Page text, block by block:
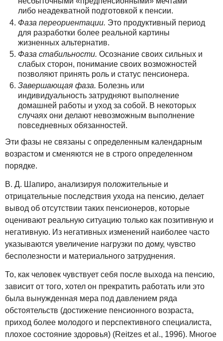
либо неадекватной подготовкой к пенсии.
Фаза переориентации. Это продуктивный период
для разработки более реальной картины
жизненных альтернатив.
Фаза стабильности. Осознание своих сильных и
слабых сторон, понимание своих возможностей
позволяют принять роль и статус пенсионера.
Завершающая фаза. Болезнь или
индивидуальность затрудняют выполнение
домашней работы и уход за собой. В некоторых
случаях они делают невозможным выполнение
повседневных обязанностей.
Эти фазы не связаны с определенным календарным
возрастом и сменяются не в строго определенном
порядке.
В. Д. Шапиро, анализируя положительные и
отрицательные последствия ухода на пенсию, делает
вывод об отсутствии таких пенсионеров, которые
оценивают реальную ситуацию только как позитивную и
негативную. Из негативных изменений наиболее часто
указываются увеличение нагрузки по дому, чувство
бесполезности и материального затруднения.
То, как человек чувствует себя после выхода на пенсию,
зависит от того, хотел он прекратить работать или это
была вынужденная мера под давлением ряда
обстоятельств (достижение пенсионного возраста,
приход более молодого и перспективного специалиста,
плохое состояние здоровья) (Reitzes et al., 1996). Многое